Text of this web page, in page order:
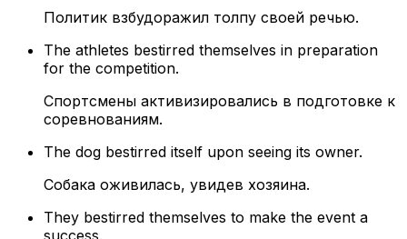
Политик взбудоражил толпу своей речью.
The athletes bestirred themselves in preparation
for the competition.
Спортсмены активизировались в подготовке к
соревнованиям.
The dog bestirred itself upon seeing its owner.
Собака оживилась, увидев хозяина.
They bestirred themselves to make the event a